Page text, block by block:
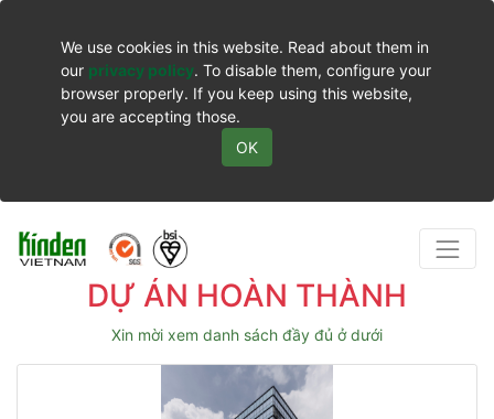
We use cookies in this website. Read about them in
our privacy policy. To disable them, configure your
browser properly. If you keep using this website,
you are accepting those.
OK
DỰ ÁN HOÀN THÀNH
Xin mời xem danh sách đầy đủ ở dưới